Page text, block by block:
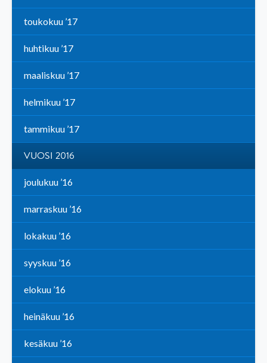
toukokuu ’17
huhtikuu ’17
maaliskuu ’17
helmikuu ’17
tammikuu ’17
VUOSI 2016
joulukuu ’16
marraskuu ’16
lokakuu ’16
syyskuu ’16
elokuu ’16
heinäkuu ’16
kesäkuu ’16